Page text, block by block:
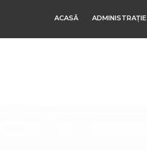
ACASĂ ADMINISTRAȚIE